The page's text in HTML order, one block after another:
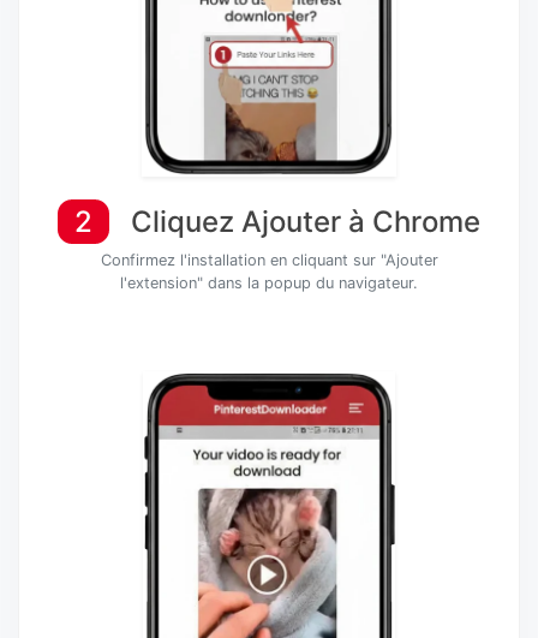
2 Cliquez Ajouter à Chrome
Confirmez l'installation en cliquant sur "Ajouter
l'extension" dans la popup du navigateur.